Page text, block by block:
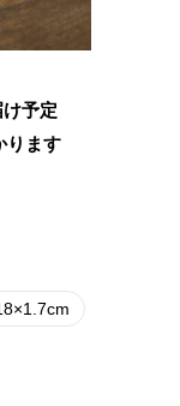
予定
ります